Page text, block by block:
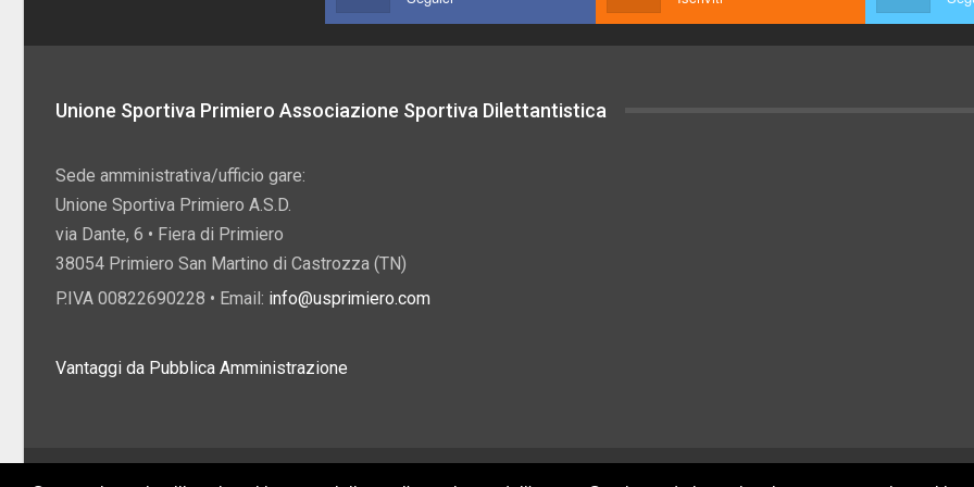
Unione Sportiva Primiero Associazione Sportiva Dilettantistica
Sede amministrativa/ufficio gare:
Unione Sportiva Primiero A.S.D.
via Dante, 6 • Fiera di Primiero
38054 Primiero San Martino di Castrozza (TN)
P.IVA 00822690228 • Email: info@usprimiero.com
Vantaggi da Pubblica Amministrazione